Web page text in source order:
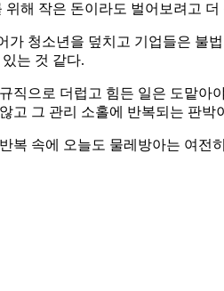
위해 작은 돈이라도 벌어보려고
가 청소년을 덮치고 기업들은 불
는 것 같다.
직으로 더럽고 힘든 일은 도맡아
고 그 관리 소홀에 반복되는 판
복 속에 오늘도 물레방아는 여전